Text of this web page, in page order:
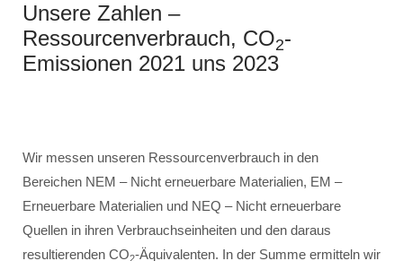
Unsere Zahlen –
Ressourcenverbrauch, CO2-
Emissionen 2021 uns 2023
Wir messen unseren Ressourcenverbrauch in den
Bereichen NEM – Nicht erneuerbare Materialien, EM –
Erneuerbare Materialien und NEQ – Nicht erneuerbare
Quellen in ihren Verbrauchseinheiten und den daraus
resultierenden CO2-Äquivalenten. In der Summe ermitteln wir